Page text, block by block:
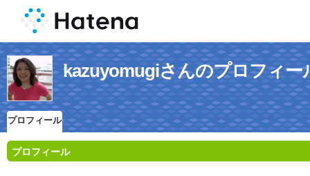
kazuyomugiさんのプロフィー
プロフィール
プロフィール